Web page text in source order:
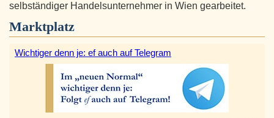
selbständiger Handelsunternehmer in Wien gearbeitet.
Marktplatz
Wichtiger denn je: ef auch auf Telegram